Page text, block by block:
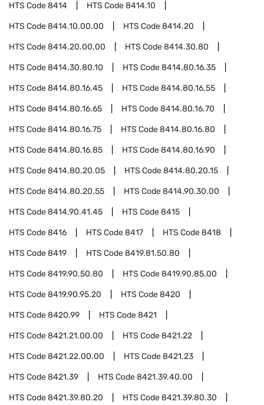
HTS Code8414 HTS Code8414.10
HTS Code8414.10.00.00 HTS Code8414.20
HTS Code8414.20.00.00 HTS Code8414.30.80
HTS Code8414.30.80.10 HTS Code8414.80.16.35
HTS Code8414.80.16.45 HTS Code8414.80.16.55
HTS Code8414.80.16.65 HTS Code8414.80.16.70
HTS Code8414.80.16.75 HTS Code8414.80.16.80
HTS Code8414.80.16.85 HTS Code8414.80.16.90
HTS Code8414.80.20.05 HTS Code8414.80.20.15
HTS Code8414.80.20.55 HTS Code8414.90.30.00
HTS Code8414.90.41.45 HTS Code8415
HTS Code8416 HTS Code8417 HTS Code8418
HTS Code8419 HTS Code8419.81.50.80
HTS Code8419.90.50.80 HTS Code8419.90.85.00
HTS Code8419.90.95.20 HTS Code8420
HTS Code8420.99 HTS Code8421
HTS Code8421.21.00.00 HTS Code8421.22
HTS Code8421.22.00.00 HTS Code8421.23
HTS Code8421.39 HTS Code8421.39.40.00
HTS Code8421.39.80.20 HTS Code8421.39.80.30